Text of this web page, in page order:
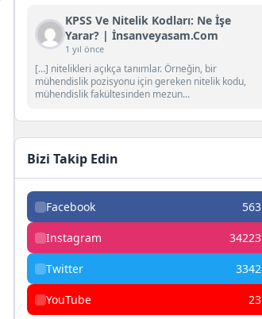
KPSS Ve Nitelik Kodları: Ne İşe
Yarar? | İnsanveyasam.com
1 yıl önce
[…] nitelikleri açıkça tanımlar. Örneğin, bir
mühendislik pozisyonu için gereken nitelik kodu,
mühendislik fakültesinden mezun...
Bizi Takip Edin
Facebook 563
Instagram 34223
Twitter 3342
YouTube 23